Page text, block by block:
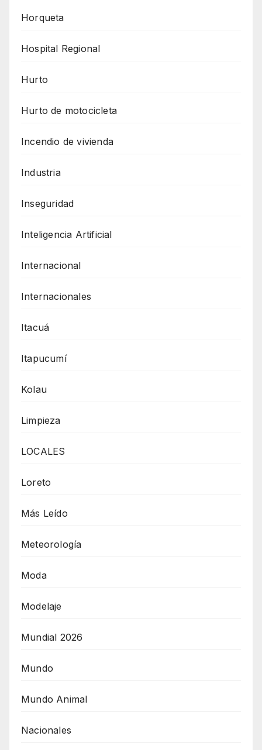
Horqueta
Hospital Regional
Hurto
Hurto de motocicleta
Incendio de vivienda
Industria
Inseguridad
Inteligencia Artificial
Internacional
Internacionales
Itacuá
Itapucumí
Kolau
Limpieza
LOCALES
Loreto
Más Leído
Meteorología
Moda
Modelaje
Mundial 2026
Mundo
Mundo Animal
Nacionales